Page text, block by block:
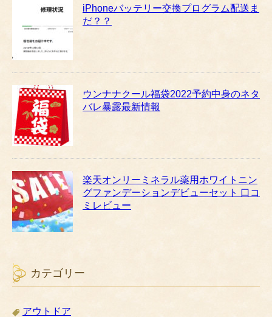
iPhoneバッテリー交換プログラム配送ま
だ？？
ウンナナクール福袋2022予約中身のネタ
バレ暴露最新情報
楽天オンリーミネラル薬用ホワイトニン
グファンデーションデビューセット 口コ
ミレビュー
カテゴリー
アウトドア